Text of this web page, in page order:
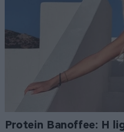
Protein Banoffee: Η